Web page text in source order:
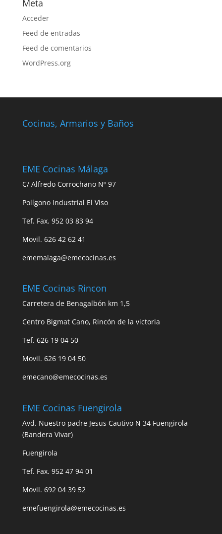
Meta
Acceder
Feed de entradas
Feed de comentarios
WordPress.org
Cocinas, Armarios y Baños
EME Cocinas Málaga
C/ Alfredo Corrochano Nº 97
Polígono Industrial El Viso
Tef. Fax. 952 03 83 94
Movil. 626 42 62 41
ememalaga@emecocinas.es
EME Cocinas Rincon
Carretera de Benagalbón km 1,5
Centro Bigmat Cano, Rincón de la victoria
Tef. 626 19 04 50
Movil. 626 19 04 50
emecano@emecocinas.es
EME Cocinas Fuengirola
Avd. Nuestro padre Jesus Cautivo N 34 Fuengirola
(Bandera Vivar)
Fuengirola
Tef. Fax. 952 47 94 01
Movil. 692 04 39 52
emefuengirola@emecocinas.es